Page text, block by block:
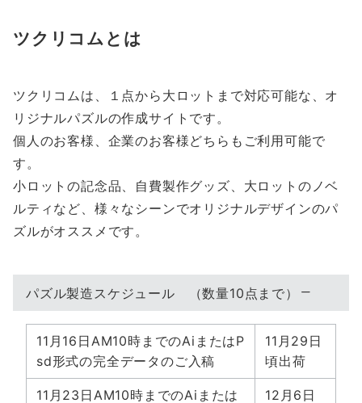
ツクリコムとは
ツクリコムは、１点から大ロットまで対応可能な、オ
リジナルパズルの作成サイトです。
個人のお客様、企業のお客様どちらもご利用可能で
す。
小ロットの記念品、自費製作グッズ、大ロットのノベ
ルティなど、様々なシーンでオリジナルデザインのパ
ズルがオススメです。
パズル製造スケジュール （数量10点まで）
11月16日AM10時までのAiまたはP
sd形式の完全データのご入稿
11月29日
頃出荷
11月23日AM10時までのAiまたは 12月6日